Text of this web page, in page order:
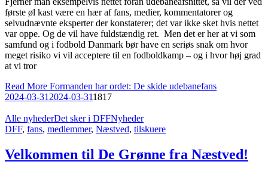
første øl kast være en hær af fans, medier, kommentatorer og
selvudnævnte eksperter der konstaterer; det var ikke sket hvis nettet
var oppe. Og de vil have fuldstændig ret. Men det er her at vi som
samfund og i fodbold Danmark bør have en seriøs snak om hvor
meget risiko vi vil acceptere til en fodboldkamp – og i hvor høj grad
at vi tror
Read More Formanden har ordet: De skide udebanefans
2024-03-31 2024-03-311817
Alle nyhederDet sker i DFFNyheder
DFF, fans, medlemmer, Næstved, tilskuere
Velkommen til De Grønne fra Næstved!